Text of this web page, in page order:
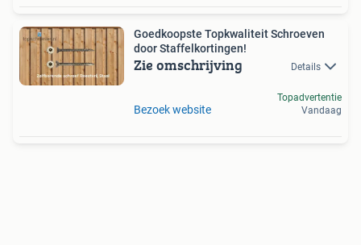
Goedkoopste Topkwaliteit Schroeven
door Staffelkortingen!
Zie omschrijving Details
Bezoek website
Topadvertentie
Vandaag